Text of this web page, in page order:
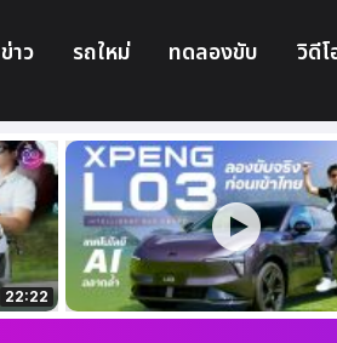
ข่าว รถใหม่ ทดลองขับ วิดีโ
22:22